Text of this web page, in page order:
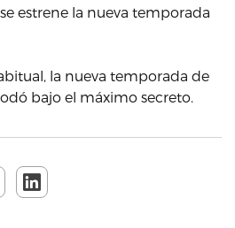
estrene la nueva temporada
la nueva temporada de
bajo el máximo secreto.